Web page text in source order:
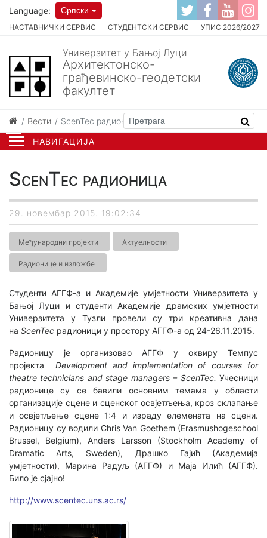
НАВИГАЦИЈА
НАСТАВНИЧКИ СЕРВИС СТУДЕНТСКИ СЕРВИС УПИС 2026/2027
Language: Српски
Универзитет у Бањој Луци
Архитектонско-
грађевинско-геодетски
факултет
Вести ScenTec радионица
ScenTec радионица
29. новембар 2015. 19:02:34
Међународни пројекти Актуелности
Радионице и изложбе
Студенти АГГФ-а и Академије умјетности Универзитета у
Бањој Луци и студенти Академије драмских умјетности
Универзитета у Тузли провели су три креативна дана
на ScenTec радионици у простору АГГФ-а од 24-26.11.2015.
Радионицу је организовао АГГФ у оквиру Темпус
пројекта Development and implementation of courses for
theatre technicians and stage managers – ScenTec. Учесници
радионице су се бавили основним темама у области
организације сцене и сценског освјетљења, кроз склапање
и освјетљење сцене 1:4 и израду елемената на сцени.
Радионицу су водили Chris Van Goethem (Erasmushogeschool
Brussel, Belgium), Anders Larsson (Stockholm Academy of
Dramatic Arts, Sweden), Драшко Гајић (Академија
умјетности), Марина Радуљ (АГГФ) и Маја Илић (АГГФ).
Било је сјајно!
http://www.scentec.uns.ac.rs/